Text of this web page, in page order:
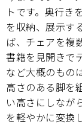
トです。奥行き
を収納、展示す
ば、チェアを複
書籍を見開きで
など大概のもの
高さのある脚を
い高さにしなが
を軽やかに変換